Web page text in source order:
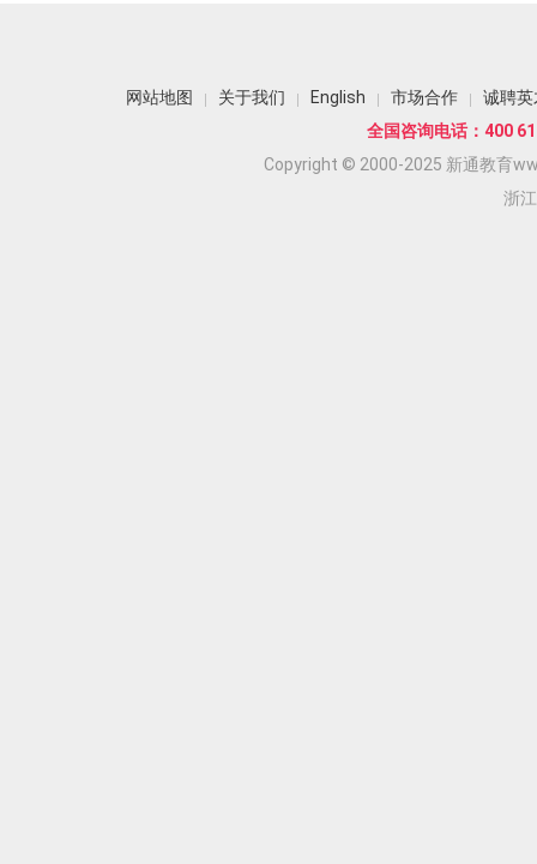
网站地图 关于我们 English 市场合作
诚聘英
全国咨询电话：400
Copyright © 2000-2025 新通教育
浙